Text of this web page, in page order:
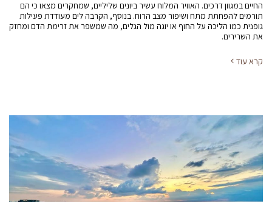
החיים במגוון דרכים. האוויר המלוח עשיר ביונים שליליים, שמחקרים מצאו כי הם
תורמים להפחתת מתח ושיפור מצב הרוח. בנוסף, הקרבה לים מעודדת פעילות
גופנית כמו הליכה על החוף או יוגה מול הגלים, מה שמשפר את זרימת הדם ומחזק
את השרירים.
קרא עוד